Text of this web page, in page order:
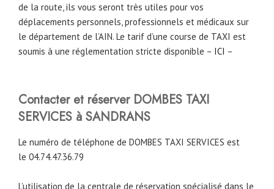
de la route, ils vous seront très utiles pour vos
déplacements personnels, professionnels et médicaux sur
le département de l’AIN. Le tarif d’une course de TAXI est
soumis à une réglementation stricte disponible – ICI –
Contacter et réserver DOMBES TAXI
SERVICES à SANDRANS
Le numéro de téléphone de DOMBES TAXI SERVICES est
le 04.74.47.36.79
L’utilisation de la centrale de réservation spécialisé dans le